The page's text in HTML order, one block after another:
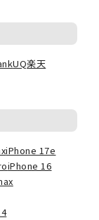
UQ楽天
iPhone 17e
iPhone 16